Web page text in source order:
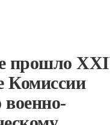
прошло
Комиссии